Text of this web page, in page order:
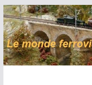
Passer
au
contenu